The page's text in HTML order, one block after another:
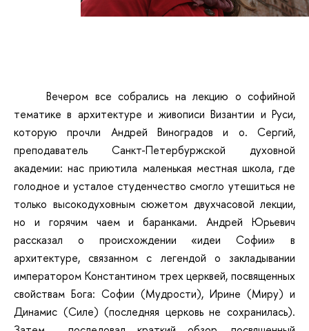
Вечером все собрались на лекцию о софийной
тематике в архитектуре и живописи Византии и Руси,
которую прочли Андрей Виноградов и о. Сергий,
преподаватель Санкт-Петербуржской духовной
академии: нас приютила маленькая местная школа, где
голодное и усталое студенчество смогло утешиться не
только высокодуховным сюжетом двухчасовой лекции,
но и горячим чаем и баранками. Андрей Юрьевич
рассказал о происхождении «идеи Софии» в
архитектуре, связанном с легендой о закладывании
императором Константином трех церквей, посвященных
свойствам Бога: Софии (Мудрости), Ирине (Миру) и
Динамис (Силе) (последняя церковь не сохранилась).